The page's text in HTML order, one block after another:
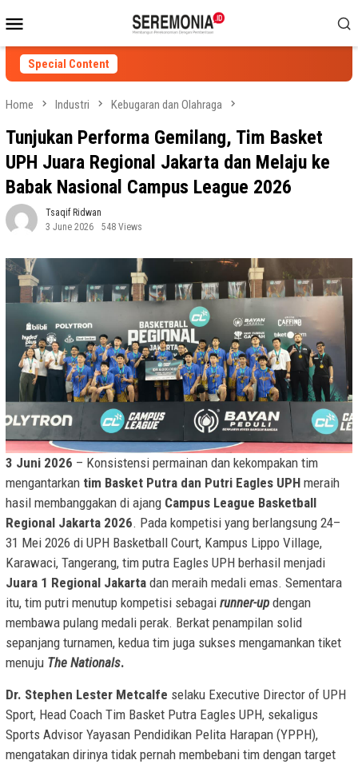
to
contentMenu
Special Content
Home Industri Kebugaran dan Olahraga
Tunjukan Performa Gemilang, Tim Basket
UPH Juara Regional Jakarta dan Melaju ke
Babak Nasional Campus League 2026
Tsaqif Ridwan
3 June 2026
548 Views
3 Juni 2026 – Konsistensi permainan dan kekompakan tim
mengantarkan tim Basket Putra dan Putri Eagles UPH meraih
hasil membanggakan di ajang Campus League Basketball
Regional Jakarta 2026. Pada kompetisi yang berlangsung 24–
31 Mei 2026 di UPH Basketball Court, Kampus Lippo Village,
Karawaci, Tangerang, tim putra Eagles UPH berhasil menjadi
Juara 1 Regional Jakarta dan meraih medali emas. Sementara
itu, tim putri menutup kompetisi sebagai runner-up dengan
membawa pulang medali perak. Berkat penampilan solid
sepanjang turnamen, kedua tim juga sukses mengamankan tiket
menuju The Nationals.
Dr. Stephen Lester Metcalfe selaku Executive Director of UPH
Sport, Head Coach Tim Basket Putra Eagles UPH, sekaligus
Sports Advisor Yayasan Pendidikan Pelita Harapan (YPPH),
mengatakan dirinya tidak pernah membebani tim dengan target